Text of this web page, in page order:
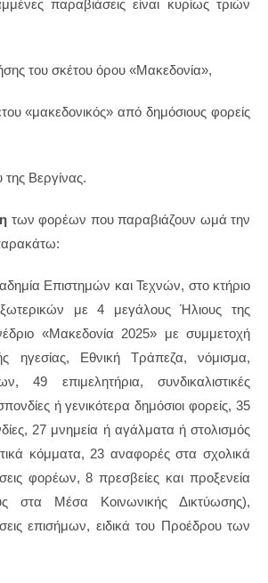
παραβιάσεις είναι κυρίως τριών
του σκέτου όρου «Μακεδονία»,
«μακεδονικός» από δημόσιους φορείς
Βεργίνας.
των φορέων που παραβιάζουν ωμά την
Επιστημών και Τεχνών, στο κτήριο
με 4 μεγάλους Ήλιους της
«Μακεδονία 2025» με συμμετοχή
ηγεσίας, Εθνική Τράπεζα, νόμισμα,
49 επιμελητήρια, συνδικαλιστικές
ή γενικότερα δημόσιοι φορείς, 35
27 μνημεία ή αγάλματα ή στολισμός
κόμματα, 23 αναφορές στα σχολικά
φορέων, 8 πρεσβείες και προξενεία
στα Μέσα Κοινωνικής Δικτύωσης),
επισήμων, ειδικά του Προέδρου των